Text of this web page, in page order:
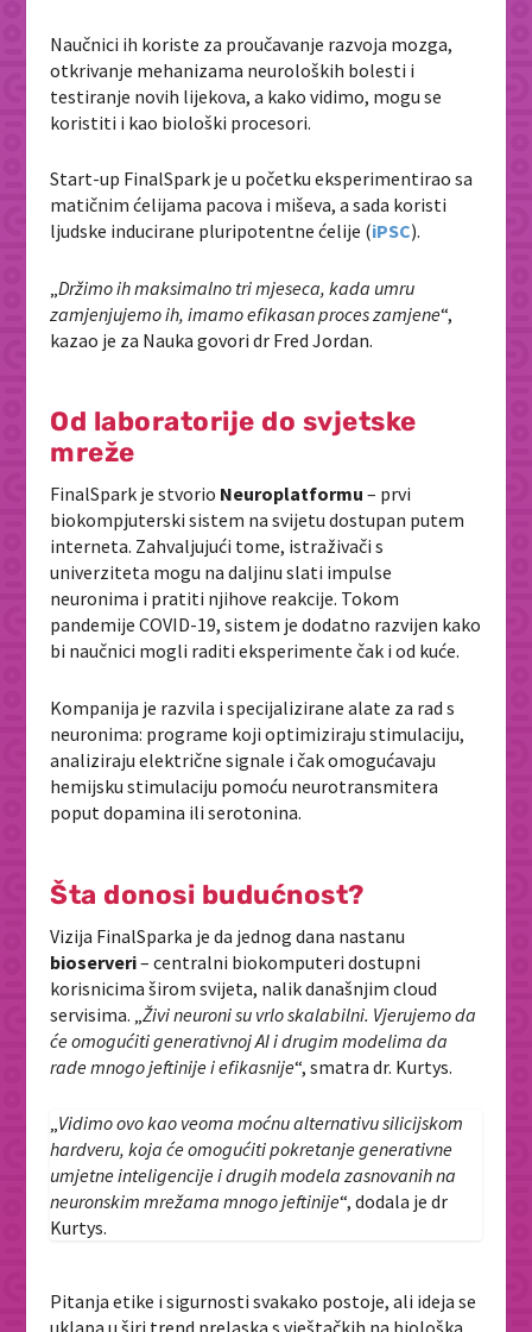
Naučnici ih koriste za proučavanje razvoja mozga,
otkrivanje mehanizama neuroloških bolesti i
testiranje novih lijekova, a kako vidimo, mogu se
koristiti i kao biološki procesori.
Start-up FinalSpark je u početku eksperimentirao sa
matičnim ćelijama pacova i miševa, a sada koristi
ljudske inducirane pluripotentne ćelije (iPSC).
„Držimo ih maksimalno tri mjeseca, kada umru
zamjenjujemo ih, imamo efikasan proces zamjene“,
kazao je za Nauka govori dr Fred Jordan.
Od laboratorije do svjetske
mreže
FinalSpark je stvorio Neuroplatformu – prvi
biokompjuterski sistem na svijetu dostupan putem
interneta. Zahvaljujući tome, istraživači s
univerziteta mogu na daljinu slati impulse
neuronima i pratiti njihove reakcije. Tokom
pandemije COVID-19, sistem je dodatno razvijen kako
bi naučnici mogli raditi eksperimente čak i od kuće.
Kompanija je razvila i specijalizirane alate za rad s
neuronima: programe koji optimiziraju stimulaciju,
analiziraju električne signale i čak omogućavaju
hemijsku stimulaciju pomoću neurotransmitera
poput dopamina ili serotonina.
Šta donosi budućnost?
Vizija FinalSparka je da jednog dana nastanu
bioserveri– centralni biokomputeri dostupni
korisnicima širom svijeta, nalik današnjim cloud
servisima. „Živi neuroni su vrlo skalabilni. Vjerujemo da
će omogućiti generativnoj AI i drugim modelima da
rade mnogo jeftinije i efikasnije“, smatra dr. Kurtys.
„Vidimo ovo kao veoma moćnu alternativu silicijskom
hardveru, koja će omogućiti pokretanje generativne
umjetne inteligencije i drugih modela zasnovanih na
neuronskim mrežama mnogo jeftinije“, dodala je dr
Kurtys.
Pitanja etike i sigurnosti svakako postoje, ali ideja se